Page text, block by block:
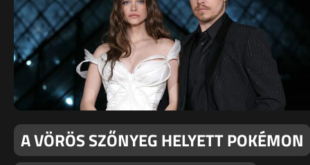
A VÖRÖS SZŐNYEG HELYETT POKÉMON